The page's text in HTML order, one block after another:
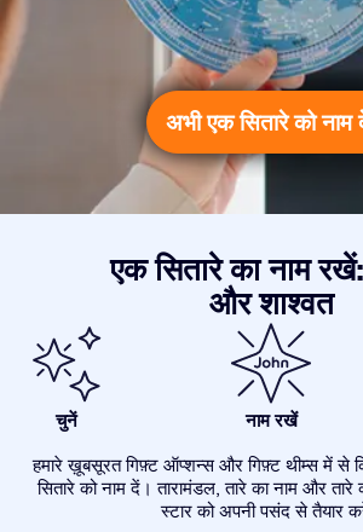
अभी एक सितारे को नाम
एक सितारे का नाम
और शाश्वत
चुनें नाम रखें
हमारे ख़ूबसूरत गिफ़्ट ऑप्शन्स और गिफ़्ट थीम्स में से
सितारे को नाम दें। तारामंडल, तारे का नाम और
स्टार को अपनी पसंद से तैयार